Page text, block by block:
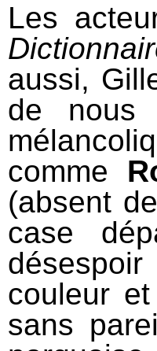
Les
aussi,
de nous
comme
(absent
case
couleur
sans